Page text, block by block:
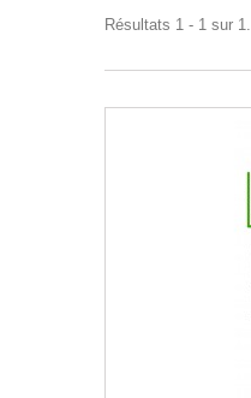
Résultats 1 - 1 sur 1.